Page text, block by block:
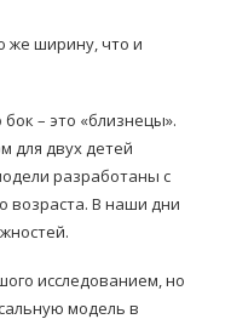
​​же ширину, что и
– это «близнецы».
для двух детей
разработаны с
возраста. В наши дни
исследованием, но
модель в